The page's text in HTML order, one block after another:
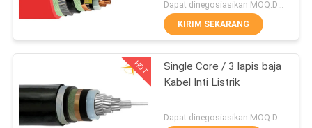
WISATA
KONTROL
Kabel PVC Insulated
KIRIM SEKARANG
HOT
Single Core / 3 lapis baja
Kabel Inti Listrik